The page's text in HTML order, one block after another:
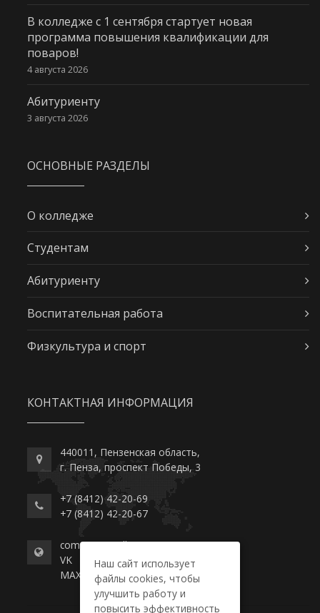
В колледже с 1 сентября стартует новая
программа повышения квалификации для
поваров!
4 августа 2026
Абитуриенту
3 августа 2026
ОСНОВНЫЕ РАЗДЕЛЫ
О колледже
Студентам
Абитуриенту
Воспитательная работа
Физкультура и спорт
КОНТАКТНАЯ ИНФОРМАЦИЯ
440011, Пензенская область,
г. Пенза, проспект Победы, 3
+7 (8412) 42-20-69
+7 (8412) 42-20-67
commerce-college.ru
VK
MAX
Наш сайт использует
файлы cookies, чтобы
улучшить работу и
повысить эффективность